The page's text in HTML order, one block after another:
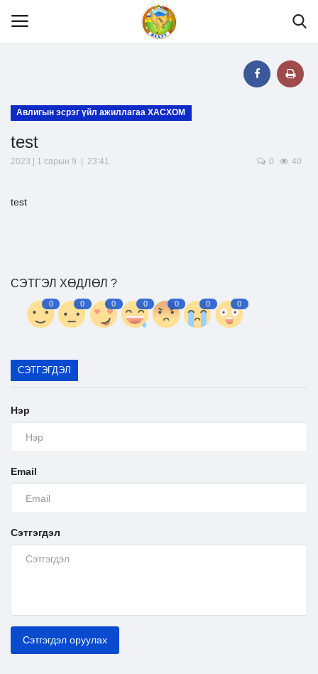
Танилцуулга
Тендер
Авлигын эсрэг үйл ажиллагаа ХАСХОМ
test
2023 | 1 сарын 9 | 23:41 0 40
test
СЭТГЭЛ ХӨДЛӨЛ ?
0 0 0 0 0 0 0
СЭТГЭГДЭЛ
Нэр
Email
Сэтгэгдэл
Сэтгэгдэл оруулах